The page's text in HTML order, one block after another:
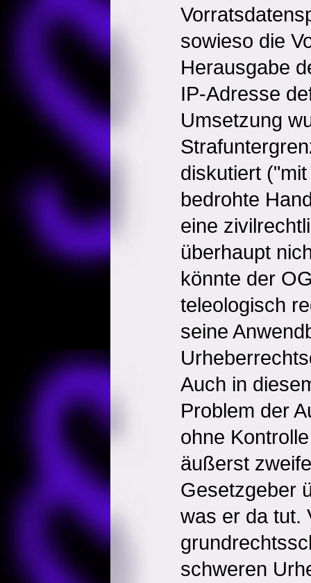
sowieso die
Herausgabe
IP-Adresse
Umsetzung
diskutiert
bedrohte
eine
überhaupt
könnte der
teleologisch
seine
Auch in
Problem der
ohne
äußerst
Gesetzgeber
was er da tut.
schweren